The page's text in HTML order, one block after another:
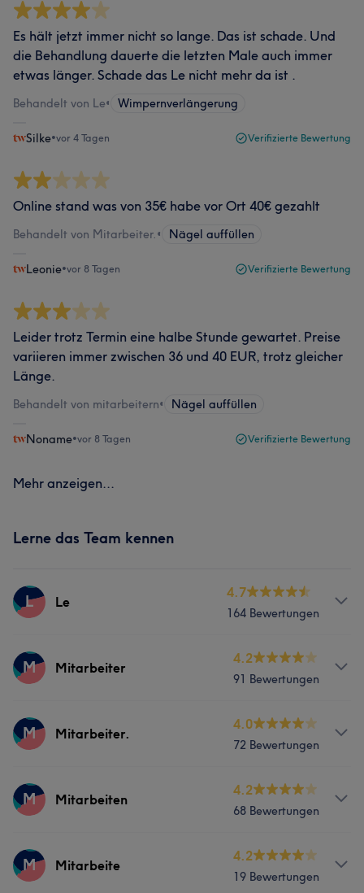
Es hält jetzt immer nicht so lange. Das ist schade. Und
die Behandlung dauerte die letzten Male auch immer
etwas länger. Schade das Le nicht mehr da ist .
Behandelt von Le• Wimpernverlängerung
Silke•vor 4 Tagen Verifizierte Bewertung
Online stand was von 35€ habe vor Ort 40€ gezahlt
Behandelt von Mitarbeiter.• Nägel auffüllen
Leonie•vor 8 Tagen Verifizierte Bewertung
Leider trotz Termin eine halbe Stunde gewartet. Preise
variieren immer zwischen 36 und 40 EUR, trotz gleicher
Länge.
Behandelt von mitarbeitern• Nägel auffüllen
Noname•vor 8 Tagen Verifizierte Bewertung
Mehr anzeigen...
Lerne das Team kennen
L Le
4.7
164 Bewertungen
Services
Was unsere Kunden über Le sagen
M Mitarbeiter
4.2
91 Bewertungen
Services
M Mitarbeiter.
4.0
72 Bewertungen
Services
M Mitarbeiten
4.2
68 Bewertungen
Services
M Mitarbeite
4.2
19 Bewertungen